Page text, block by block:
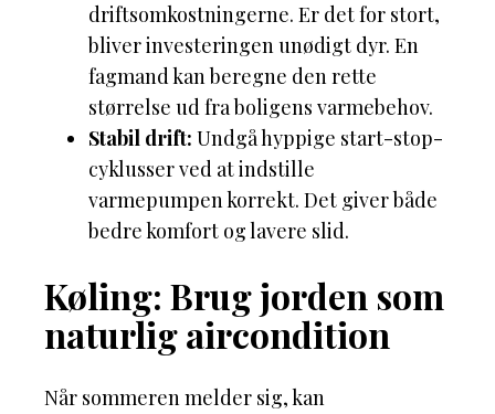
driftsomkostningerne. Er det for stort,
bliver investeringen unødigt dyr. En
fagmand kan beregne den rette
størrelse ud fra boligens varmebehov.
Stabil drift: Undgå hyppige start-stop-
cyklusser ved at indstille
varmepumpen korrekt. Det giver både
bedre komfort og lavere slid.
Køling: Brug jorden som
naturlig aircondition
Når sommeren melder sig, kan